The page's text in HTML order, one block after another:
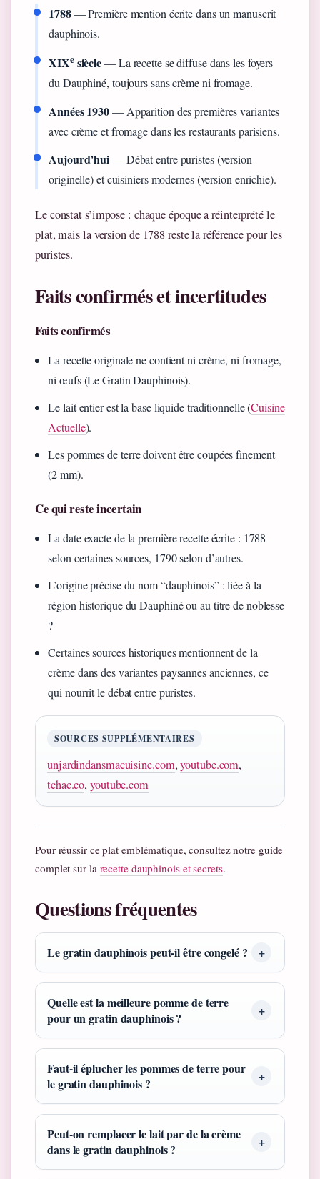
1788— Première mention écrite dans un manuscrit
dauphinois.
XIXesiècle— La recette se diffuse dans les foyers
du Dauphiné, toujours sans crème ni fromage.
Années 1930— Apparition des premières variantes
avec crème et fromage dans les restaurants parisiens.
Aujourd’hui— Débat entre puristes (version
originelle) et cuisiniers modernes (version enrichie).
Le constat s’impose : chaque époque a réinterprété le
plat, mais la version de 1788 reste la référence pour les
puristes.
Faits confirmés et incertitudes
Faits confirmés
La recette originale ne contient ni crème, ni fromage,
ni œufs (Le Gratin Dauphinois).
Le lait entier est la base liquide traditionnelle (Cuisine
Actuelle).
Les pommes de terre doivent être coupées finement
(2 mm).
Ce qui reste incertain
La date exacte de la première recette écrite : 1788
selon certaines sources, 1790 selon d’autres.
L’origine précise du nom “dauphinois” : liée à la
région historique du Dauphiné ou au titre de noblesse
?
Certaines sources historiques mentionnent de la
crème dans des variantes paysannes anciennes, ce
qui nourrit le débat entre puristes.
SOURCES SUPPLÉMENTAIRES
unjardindansmacuisine.com,youtube.com,
tchac.co,youtube.com
Pour réussir ce plat emblématique, consultez notre guide
complet sur la recette dauphinois et secrets.
Questions fréquentes
Le gratin dauphinois peut-il être congelé ?
Quelle est la meilleure pomme de terre
pour un gratin dauphinois ?
Faut-il éplucher les pommes de terre pour
le gratin dauphinois ?
Peut-on remplacer le lait par de la crème
dans le gratin dauphinois ?